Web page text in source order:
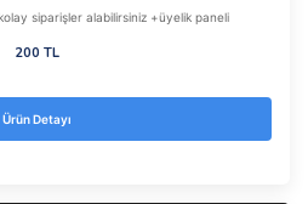
siparişler alabilirsiniz +üyelik paneli
200 TL
Ürün Detayı